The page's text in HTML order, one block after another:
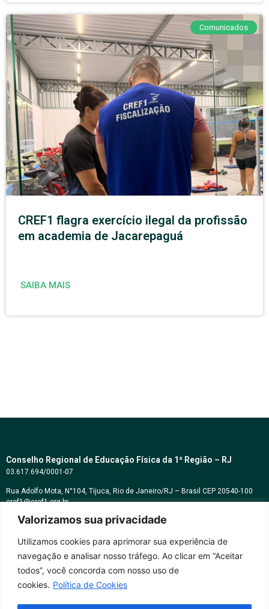
Valorizamos sua privacidade
Utilizamos cookies para aprimorar sua experiência de
navegação e analisar nosso tráfego. Ao clicar em “Aceitar
todos”, você concorda com nosso uso de
cookies. Política de Cookies
Comunicados
CREF1 flagra exercício ilegal da profissão
em academia de Jacarepaguá
SAIBA MAIS
Conselho Regional de Educação Física da 1ª Região – RJ
03.617.694/0001-07
Rua Adolfo Mota, N°104, Tijuca, Rio de Janeiro/RJ – Brasil CEP 20540-100
cref1@cref1.org.br
Assessoria de comunicação:
Horários de atendimento:
Whatsapp: (21) 2569-2398